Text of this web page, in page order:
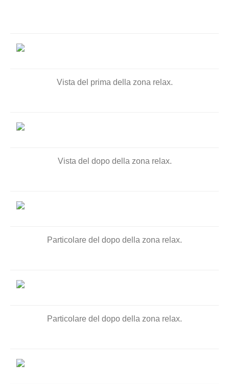
Vista del prima della zona relax.
Vista del dopo della zona relax.
Particolare del dopo della zona relax.
Particolare del dopo della zona relax.